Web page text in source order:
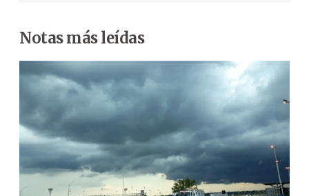
Notas más leídas